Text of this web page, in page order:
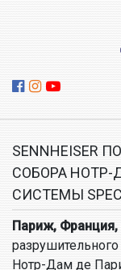
СОБОРА
СИСТЕМЫ
Париж, Франция,
Нотр-Дам де